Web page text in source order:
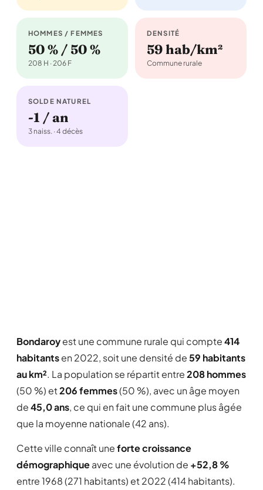
HOMMES / FEMMES
50 % / 50 %
208 H · 206 F
DENSITÉ
59 hab/km²
Commune rurale
SOLDE NATUREL
-1 / an
3 naiss. · 4 décès
Bondaroyest une commune rurale qui compte414
habitantsen 2022, soit une densité de59 habitants
au km². La population se répartit entre208 hommes
(50 %) et206 femmes(50 %), avec un âge moyen
de45,0 ans, ce qui en fait une commune plus âgée
que la moyenne nationale (42 ans).
Cette ville connaît uneforte croissance
démographiqueavec une évolution de +52,8 %
entre 1968 (271 habitants) et 2022 (414 habitants).